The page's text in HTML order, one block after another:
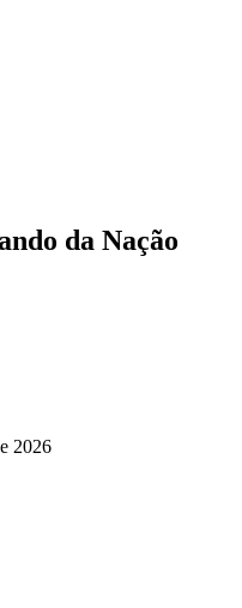
da Nação
2026